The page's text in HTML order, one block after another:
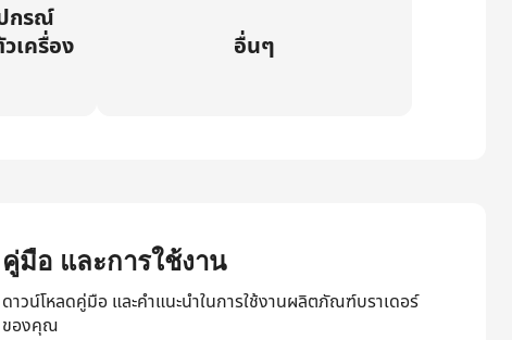
กรณ์
เครื่อง
อื่นๆ
คู่มือ และการใช้งาน
ดาวน์โหลดคู่มือ และคำแนะนำในการใช้งานผลิตภัณฑ์บราเดอร์
ของคุณ